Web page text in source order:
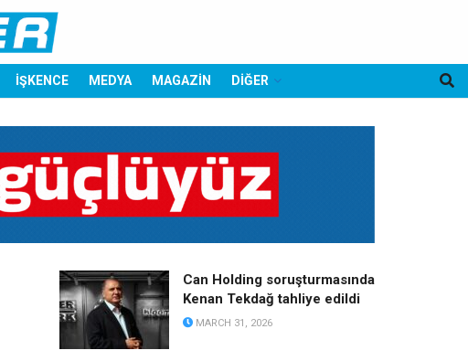
İŞKENCE MEDYA MAGAZİN DİĞER
Can Holding soruşturmasında
Kenan Tekdağ tahliye edildi
MARCH 31, 2026